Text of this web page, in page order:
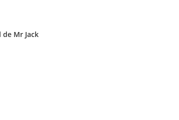
de Mr Jack